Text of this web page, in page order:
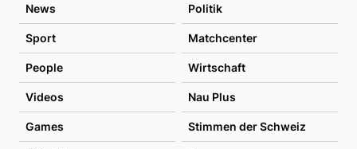
News Politik
Sport Matchcenter
People Wirtschaft
Videos Nau Plus
Games Stimmen der Schweiz